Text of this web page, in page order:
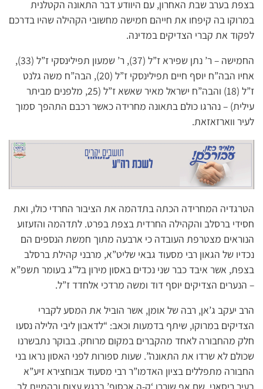
בצפת בערב שבת האחרון, עם היוודע דבר התאונה הקטלנית
במרוקו בה קיפחו את חייהם חמישה מחשובי הקהילה שהיו בדרכם
לפקוד את קברי הצדיקים במדינה.
החמישה – ר’ נתן שפירא ז”ל (37), ר’ שמעון תפילינסקי ז”ל (33),
אחיו הבה”ח יוסף חיים תפילינסקי ז”ל (20), הבה”ח משה גלנט
ז”ל (18) והבה”ח ישראל מאיר שאשא ז”ל (25, מלפנים מביתר
עילית) – נהרגו כולם בתאונה מחרידה כאשר רכבם התהפך סמוך
לעיר ווארזאזאת.
הטרגדיה המחרידה הכתה בתדהמה את הציבור החרדי כולו, ואת
חסידי ברסלב והקהילה החרדית בצפת בפרט. לתדהמה והזעזוע
הנוראים מצטרפת העובדה כי ארבעה מתוך חמשת הנספים הם
נכדיו של הגאון רבי מסעוד גבאי שליט”א, מרבני קהילת ברסלב
בצפת, אשר איבד כבר שני נכדים באסון מירון בל”ג בעומר תשפ”א
– הנערים הצדיקים יוסף דוד ומשה מרדכי אלחדד ז”ל.
הרב יעקב ג’אן, רבה של אומן, אשר הוביל את המסע לקברי
הצדיקים במרוקו, שיתף בדמעות וכאב: “לדאבון ליבי הלילה נסעו
חלק מהחבורה לאחד מהקברים במקום מרוחק. בבוקר נתבשרנו
שכולם לא שרדו את התאונה”. שעות ספורות לפני האסון נראו בני
החבורה מתפללים בציון האדמו”ר רבי מסעוד אבוחצירא זיע”א